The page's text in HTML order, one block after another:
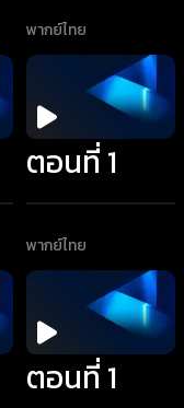
พากย์ไทย
ตอนที่ 1
พากย์ไทย
ตอนที่ 1